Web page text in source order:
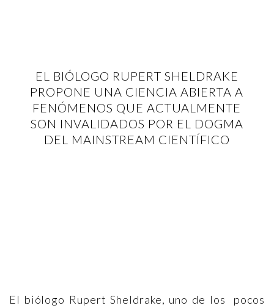
EL BIÓLOGO RUPERT SHELDRAKE
PROPONE UNA CIENCIA ABIERTA A
FENÓMENOS QUE ACTUALMENTE
SON INVALIDADOS POR EL DOGMA
DEL MAINSTREAM CIENTÍFICO
El biólogo Rupert Sheldrake, uno de los pocos